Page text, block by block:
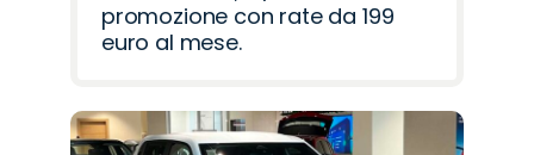
promozione con rate da 199
euro al mese.